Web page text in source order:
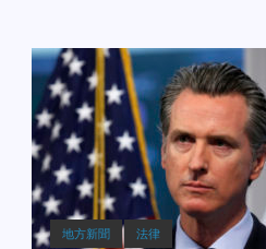
地方新聞 法律